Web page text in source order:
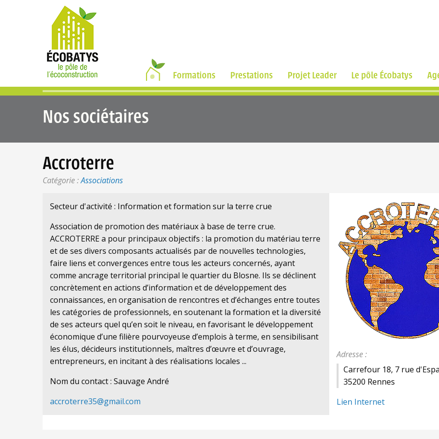
• Formations Prestations Projet Leader Le pôle Écobatys
Nos sociétaires
Accroterre
Catégorie :Associations
Secteur d'activité : Information et formation sur la terre crue
Association de promotion des matériaux à base de terre crue.
ACCROTERRE a pour principaux objectifs : la promotion du matériau terre
et de ses divers composants actualisés par de nouvelles technologies,
faire liens et convergences entre tous les acteurs concernés, ayant
comme ancrage territorial principal le quartier du Blosne. Ils se déclinent
concrètement en actions d’information et de développement des
connaissances, en organisation de rencontres et d’échanges entre toutes
les catégories de professionnels, en soutenant la formation et la diversité
de ses acteurs quel qu’en soit le niveau, en favorisant le développement
économique d’une filière pourvoyeuse d’emplois à terme, en sensibilisant
les élus, décideurs institutionnels, maîtres d’œuvre et d’ouvrage,
entrepreneurs, en incitant à des réalisations locales ...
Nom du contact : Sauvage André
accroterre35@gmail.com
Adresse :
Carrefour 18, 7 rue
35200 Rennes
Lien Internet